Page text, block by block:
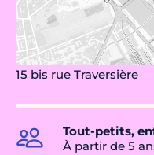
15 bis rue Traversière
Tout-petits,
À partir de 5